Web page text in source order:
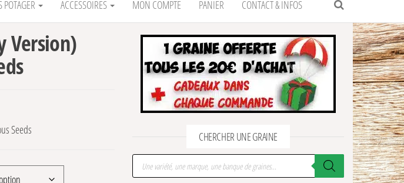
POTAGER ACCESSOIRES MON COMPTE PANIER CONTACT & INFOS
Version)
: 26,00€ à 84,00€
Seeds
CHERCHER UNE GRAINE
Recherche de produits